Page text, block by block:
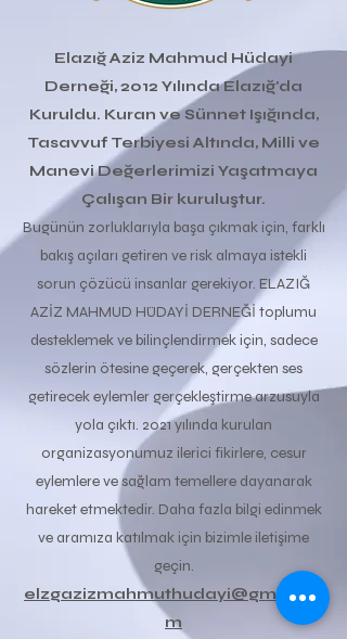
Elazığ Aziz Mahmud Hüdayi
Derneği, 2012 Yılında Elazığ'da
Kuruldu. Kuran ve Sünnet Işığında,
Tasavvuf Terbiyesi Altında, Milli ve
Manevi Değerlerimizi Yaşatmaya
Çalışan Bir kuruluştur.
Bugünün zorluklarıyla başa çıkmak için, farklı
bakış açıları getiren ve risk almaya istekli
sorun çözücü insanlar gerekiyor. ELAZIĞ
AZİZ MAHMUD HÜDAYİ DERNEĞİ toplumu
desteklemek ve bilinçlendirmek için, sadece
sözlerin ötesine geçerek, gerçekten ses
getirecek eylemler gerçekleştirme arzusuyla
yola çıktı. 2021 yılında kurulan
organizasyonumuz ilerici fikirlere, cesur
eylemlere ve sağlam temellere dayanarak
hareket etmektedir. Daha fazla bilgi edinmek
ve aramıza katılmak için bizimle iletişime
geçin.
elzgazizmahmuthudayi@gmail.co
m